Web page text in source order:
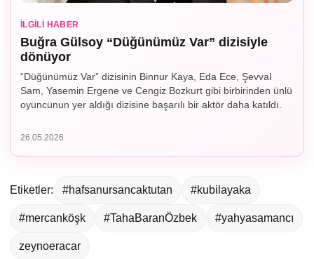
İLGILI HABER
Buğra Gülsoy “Düğünümüz Var” dizisiyle
dönüyor
“Düğünümüz Var” dizisinin Binnur Kaya, Eda Ece, Şevval
Sam, Yasemin Ergene ve Cengiz Bozkurt gibi birbirinden ünlü
oyuncunun yer aldığı dizisine başarılı bir aktör daha katıldı.
26.05.2026
Etiketler: #hafsanursancaktutan #kubilayaka
#mercanköşk #TahaBaranÖzbek #yahyasamancı
zeynoeracar